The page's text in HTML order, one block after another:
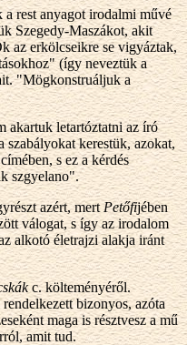
rest anyagot irodalmi művé
Szegedy-Maszákot, akit
az erkölcseikre se vigyáztak,
(így neveztük a
"Mögkonstruáljuk a
akartuk letartóztatni az író
szabályokat kerestük, azokat,
s ez a kérdés
szgyelano".
azért, mertPetőfijében
válogat, s így az irodalom
alkotó életrajzi alakja iránt
c. költeményéről.
bizonyos, azóta
maga is résztvesz a mű
amit tud.